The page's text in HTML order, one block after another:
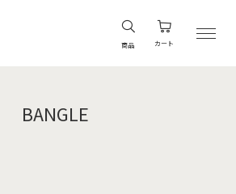
商品 カート
BANGLE